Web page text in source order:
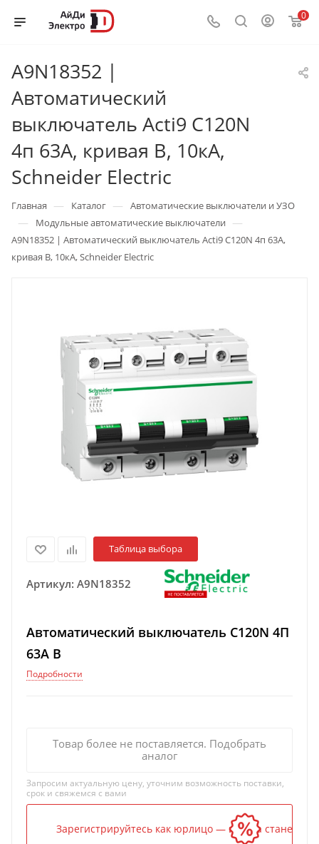
0
A9N18352 |
Автоматический
выключатель Acti9 C120N
4п 63А, кривая B, 10кА,
Schneider Electric
Главная — Каталог — Автоматические выключатели и УЗО
— Модульные автоматические выключатели —
A9N18352 | Автоматический выключатель Acti9 C120N 4п 63А,
кривая B, 10кА, Schneider Electric
Таблица выбора
Артикул: A9N18352
Автоматический выключатель C120N 4П
63A B
Подробности
Товар более не поставляется. Подобрать
аналог
Запросим актуальную цену, уточним возможность поставки,
срок и свяжемся с вами
Зарегистрируйтесь как юрлицо — и цена станет